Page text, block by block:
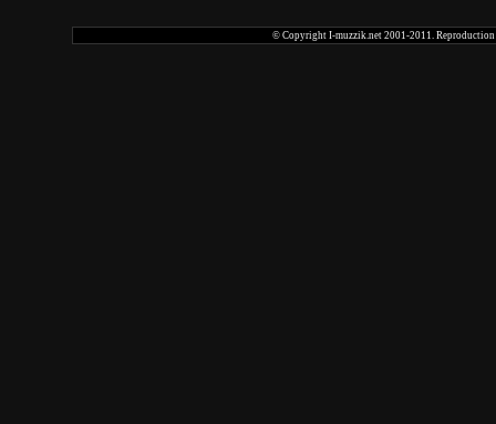
© Copyright I-muzzik.net 2001-2011. Reproduction